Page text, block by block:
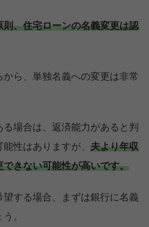
則、住宅ローンの名義変更は認
ら、単独名義への変更は非常
場合は、返済能力があると判
性はありますが、 夫より年収
きない可能性が高いです。
する場合、まずは銀行に名義
。